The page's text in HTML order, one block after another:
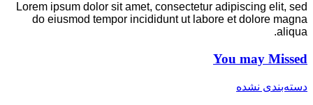
Lorem ipsum dolor sit amet, consectetur adipiscing elit, sed
do eiusmod tempor incididunt ut labore et dolore magna
aliqua.
You may Missed
دسته‌بندی نشده